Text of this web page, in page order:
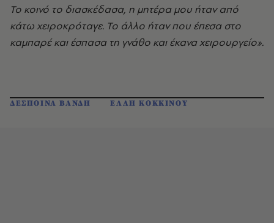
Το κοινό το διασκέδασα, η μητέρα μου ήταν από
κάτω χειροκρόταγε. Το άλλο ήταν που έπεσα στο
καμπαρέ και έσπασα τη γνάθο και έκανα χειρουργείο».
ΔΕΣΠΟΙΝΑ ΒΑΝΔΗ ΕΛΛΗ ΚOΚΚΙΝΟΥ